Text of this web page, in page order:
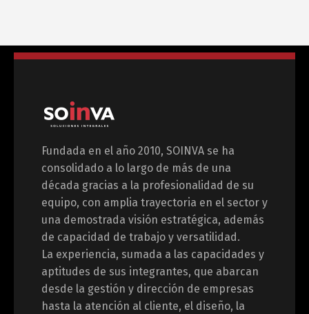
Fundada en el año 2010, SOINVA se ha
consolidado a lo largo de más de una
década gracias a la profesionalidad de su
equipo, con amplia trayectoria en el sector y
una demostrada visión estratégica, además
de capacidad de trabajo y versatilidad.
La experiencia, sumada a las capacidades y
aptitudes de sus integrantes, que abarcan
desde la gestión y dirección de empresas
hasta la atención al cliente, el diseño, la